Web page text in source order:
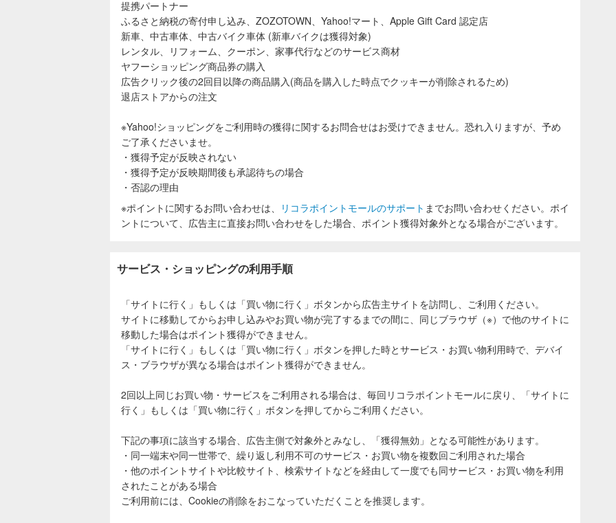
提携パートナー
ふるさと納税の寄付申し込み、ZOZOTOWN、Yahoo!マート、Apple Gift Card 認定店
新車、中古車体、中古バイク車体 (新車バイクは獲得対象)
レンタル、リフォーム、クーポン、家事代行などのサービス商材
ヤフーショッピング商品券の購入
広告クリック後の2回目以降の商品購入(商品を購入した時点でクッキーが削除されるため)
退店ストアからの注文
※Yahoo!ショッピングをご利用時の獲得に関するお問合せはお受けできません。恐れ入りますが、予め
ご了承くださいませ。
・獲得予定が反映されない
・獲得予定が反映期間後も承認待ちの場合
・否認の理由
※ポイントに関するお問い合わせは、
リコラポイントモールのサポート までお問い合わせください。ポイ
ントについて、広告主に直接お問い合わせをした場合、ポイント獲得対象外となる場合がございます。
サービス・ショッピングの利用手順
「サイトに行く」もしくは「買い物に行く」ボタンから広告主サイトを訪問し、ご利用ください。
サイトに移動してからお申し込みやお買い物が完了するまでの間に、同じブラウザ（※）で他のサイトに
移動した場合はポイント獲得ができません。
「サイトに行く」もしくは「買い物に行く」ボタンを押した時とサービス・お買い物利用時で、デバイ
ス・ブラウザが異なる場合はポイント獲得ができません。
2回以上同じお買い物・サービスをご利用される場合は、毎回リコラポイントモールに戻り、「サイトに
行く」もしくは「買い物に行く」ボタンを押してからご利用ください。
下記の事項に該当する場合、広告主側で対象外とみなし、「獲得無効」となる可能性があります。
・同一端末や同一世帯で、繰り返し利用不可のサービス・お買い物を複数回ご利用された場合
・他のポイントサイトや比較サイト、検索サイトなどを経由して一度でも同サービス・お買い物を利用
されたことがある場合
ご利用前には、Cookieの削除をおこなっていただくことを推奨します。